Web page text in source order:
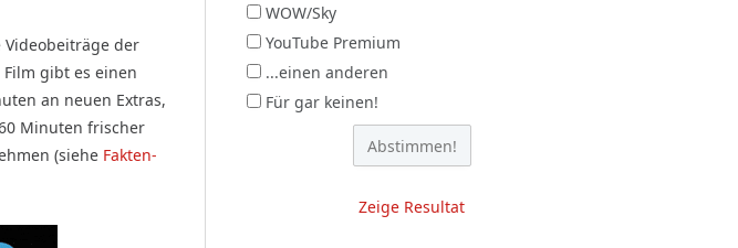
der
gibt es einen
an neuen Extras,
Minuten frischer
(siehe Fakten-
WOW/Sky
YouTube Premium
...einen anderen
Für gar keinen!
Zeige Resultat